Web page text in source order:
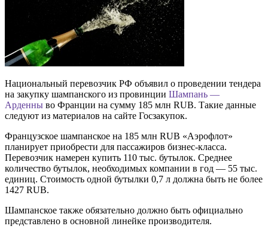
Национальный перевозчик РФ объявил о проведении тендера
на закупку шампанского из провинции Шампань —
Арденны во Франции на сумму 185 млн RUB. Такие данные
следуют из материалов на сайте Госзакупок.
Французское шампанское на 185 млн RUB «Аэрофлот»
планирует приобрести для пассажиров бизнес-класса.
Перевозчик намерен купить 110 тыс. бутылок. Среднее
количество бутылок, необходимых компании в год — 55 тыс.
единиц. Стоимость одной бутылки 0,7 л должна быть не более
1427 RUB.
Шампанское также обязательно должно быть официально
представлено в основной линейке производителя.